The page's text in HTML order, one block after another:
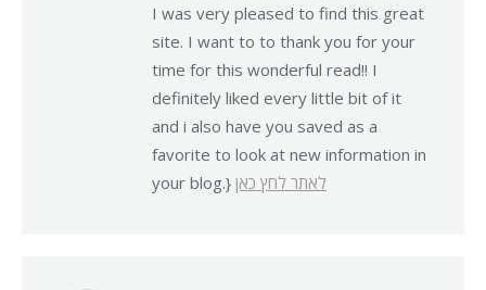
I was very pleased to find this great
site. I want to to thank you for your
time for this wonderful read!! I
definitely liked every little bit of it
and i also have you saved as a
favorite to look at new information in
your blog.} לאתר לחץ כאן